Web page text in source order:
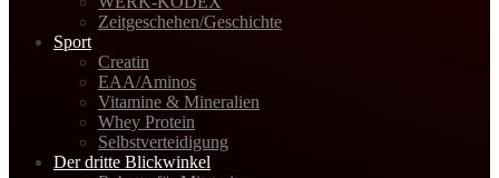
Zeitgeschehen/Geschichte
Sport
Creatin
EAA/Aminos
Vitamine & Mineralien
Whey Protein
Selbstverteidigung
Der dritte Blickwinkel